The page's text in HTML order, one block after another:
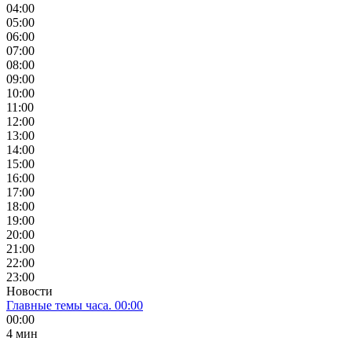
04:00
05:00
06:00
07:00
08:00
09:00
10:00
11:00
12:00
13:00
14:00
15:00
16:00
17:00
18:00
19:00
20:00
21:00
22:00
23:00
Новости
Главные темы часа. 00:00
00:00
4 мин